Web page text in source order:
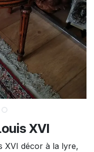
XVI
XVI décor à la lyre,